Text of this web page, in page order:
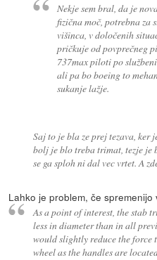
Nekje sem bral, da je
fizična moč, potrebna za
višinca, v določenih
pričkuje od povprečneg
737max piloti po
ali pa bo boeing to
sukanje lažje.
Saj to je bla ze prej tezava, ker
bolj je blo treba trimat, tezje je
se ga sploh ni dal vec vrtet. A
Lahko je problem, če
As a point of interest, the stab
less in diameter than in all
would slightly reduce the force
wheel as the handles are